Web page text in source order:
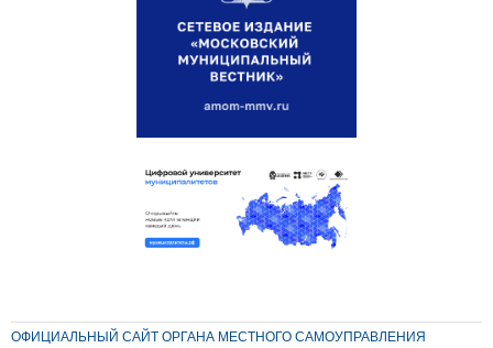
ОФИЦИАЛЬНЫЙ САЙТ ОРГАНА МЕСТНОГО САМОУПРАВЛЕНИЯ